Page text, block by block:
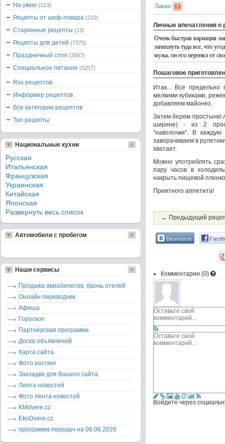
Лаваш
Личные впечатления о
Очень быстрая вариация
запихнуть туда все, что
мужа, он его перенял от
Пошаговое
Итак... Всe предельно
мелкими кубиками,
добавляем майонез.
Затем берем простыню
ширине) - из 2
"наволочки". В каждую
заворачиваем в
хватает.
Можно употреблять
пару часов в
накрыть пищевой
Приятного аппетита!
← Предыдущий
Вконтакте
Комментарии (0)
Войдите через
На ужин (123)
Рецепты от шеф-повара (215)
Старинные рецепты (13)
Рецепты для детей (7375)
Праздничный стол (3567)
Специальное питание (5207)
Rss рецептов
Информер рецептов
Все категории рецептов
Топ рецепты
Национальные кухни
Русская
Итальянская
Французская
Украинская
Китайская
Японская
Развернуть весь список
Автомобили с пробегом
Наши сервисы
Продажа авиабилетов, бронь отелей
Онлайн переводчик
Афиша
Гороскоп
Партнёрская программа
Доска объявлений
Карта сайта
Фото хостинг
Закладки для Вашего сайта
Лента новостей
Фото лента новостей
KMdvere.cz
EkoDvere.cz
программа передач на 06.08.2026